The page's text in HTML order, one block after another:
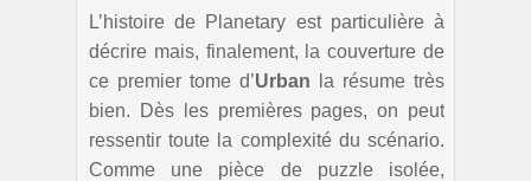
L’histoire de Planetary est particulière à
décrire mais, finalement, la couverture de
ce premier tome d’Urban la résume très
bien. Dès les premières pages, on peut
ressentir toute la complexité du scénario.
Comme une pièce de puzzle isolée,